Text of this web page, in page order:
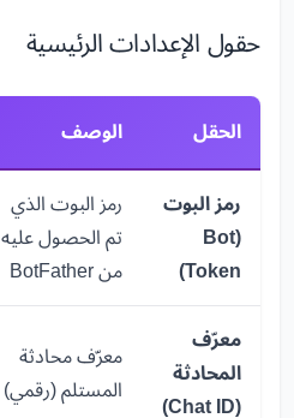
حقول الإعدادات الرئيسية
الحقل الوصف
رمز البوت
(Bot
Token)
رمز البوت الذي
تم الحصول عليه
من BotFather
معرّف
المحادثة
(Chat ID)
معرّف محادثة
المستلم (رقمي)